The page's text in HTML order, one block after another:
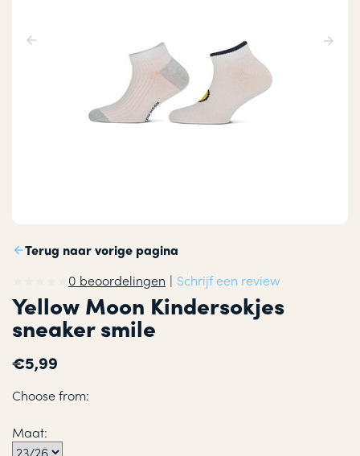
Terug naar vorige pagina
0 beoordelingen | Schrijf een review
Yellow Moon Kindersokjes
sneaker smile
€5,99
Choose from:
Maat: